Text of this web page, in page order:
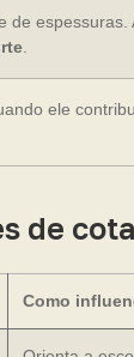
de espessuras.
ele
de
Como